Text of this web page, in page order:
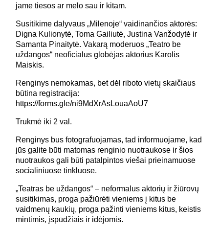
jame tiesos ar melo sau ir kitam.
Susitikime dalyvaus „Milenoje“ vaidinančios aktorės:
Digna Kulionytė, Toma Gailiutė, Justina Vanžodytė ir
Samanta Pinaitytė. Vakarą moderuos „Teatro be
uždangos“ neoficialus globėjas aktorius Karolis
Maiskis.
Renginys nemokamas, bet dėl riboto vietų skaičiaus
būtina registracija:
https://forms.gle/ni9MdXrAsLouaAoU7
Trukmė iki 2 val.
Renginys bus fotografuojamas, tad informuojame, kad
jūs galite būti matomas renginio nuotraukose ir šios
nuotraukos gali būti patalpintos viešai prieinamuose
socialiniuose tinkluose.
„Teatras be uždangos“ – neformalus aktorių ir žiūrovų
susitikimas, proga pažiūrėti vieniems į kitus be
vaidmenų kaukių, proga pažinti vieniems kitus, keistis
mintimis, įspūdžiais ir idėjomis.